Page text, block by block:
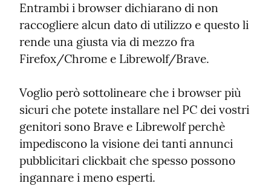
Entrambi i browser dichiarano di non
raccogliere alcun dato di utilizzo e questo li
rende una giusta via di mezzo fra
Firefox/Chrome e Librewolf/Brave.
Voglio però sottolineare che i browser più
sicuri che potete installare nel PC dei vostri
genitori sono Brave e Librewolf perchè
impediscono la visione dei tanti annunci
pubblicitari clickbait che spesso possono
ingannare i meno esperti.